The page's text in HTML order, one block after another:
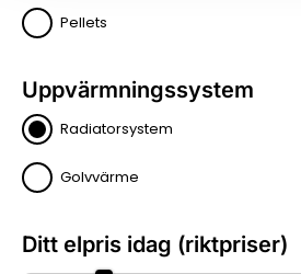
Pellets
Uppvärmningssystem
Radiatorsystem
Golvvärme
Ditt elpris idag (riktpriser)